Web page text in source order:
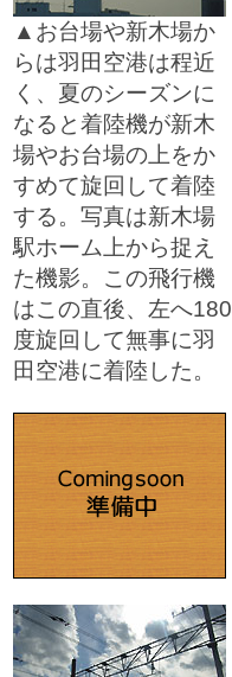
▲お台場や新木場か
らは羽田空港は程近
く、夏のシーズンに
なると着陸機が新木
場やお台場の上をか
すめて旋回して着陸
する。写真は新木場
駅ホーム上から捉え
た機影。この飛行機
はこの直後、左へ180
度旋回して無事に羽
田空港に着陸した。